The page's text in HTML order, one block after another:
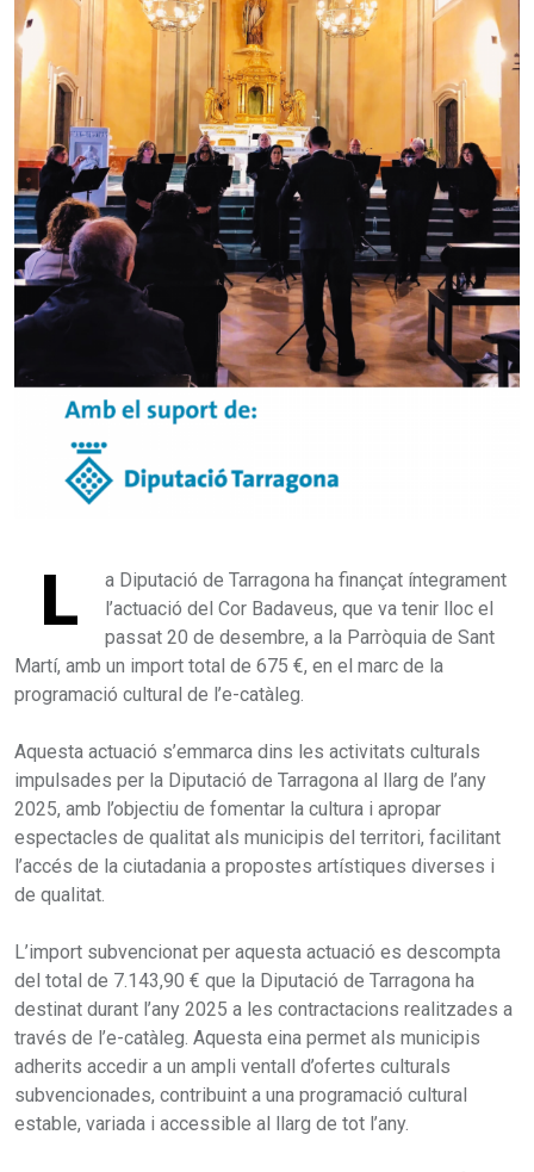
L
a Diputació de Tarragona ha finançat íntegrament
l’actuació del Cor Badaveus, que va tenir lloc el
passat 20 de desembre, a la Parròquia de Sant
Martí, amb un import total de 675 €, en el marc de la
programació cultural de l’e-catàleg.
Aquesta actuació s’emmarca dins les activitats culturals
impulsades per la Diputació de Tarragona al llarg de l’any
2025, amb l’objectiu de fomentar la cultura i apropar
espectacles de qualitat als municipis del territori, facilitant
l’accés de la ciutadania a propostes artístiques diverses i
de qualitat.
L’import subvencionat per aquesta actuació es descompta
del total de 7.143,90 € que la Diputació de Tarragona ha
destinat durant l’any 2025 a les contractacions realitzades a
través de l’e-catàleg. Aquesta eina permet als municipis
adherits accedir a un ampli ventall d’ofertes culturals
subvencionades, contribuint a una programació cultural
estable, variada i accessible al llarg de tot l’any.